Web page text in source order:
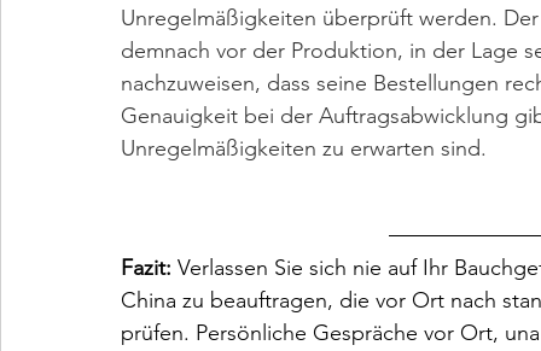
Unregelmäßigkeiten überprüft werden.
demnach vor der Produktion, in der Lage
nachzuweisen, dass seine Bestellungen
Genauigkeit bei der Auftragsabwicklung
Unregelmäßigkeiten zu erwarten sind.
Fazit: Verlassen Sie sich nie auf Ihr
China zu beauftragen, die vor Ort nach
prüfen. Persönliche Gespräche vor Ort,